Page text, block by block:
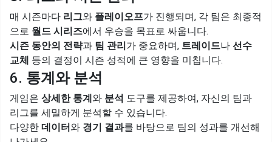
매 시즌마다 리그와 플레이오프가 진행되며, 각 팀은 최종적
으로 월드 시리즈에서 우승을 목표로 싸웁니다.
시즌 동안의 전략과 팀 관리가 중요하며, 트레이드나 선수
교체 등의 결정이 시즌 성적에 큰 영향을 미칩니다.
6. 통계와 분석
게임은 상세한 통계와 분석 도구를 제공하여, 자신의 팀과
리그를 세밀하게 분석할 수 있습니다.
다양한 데이터와 경기 결과를 바탕으로 팀의 성과를 개선해